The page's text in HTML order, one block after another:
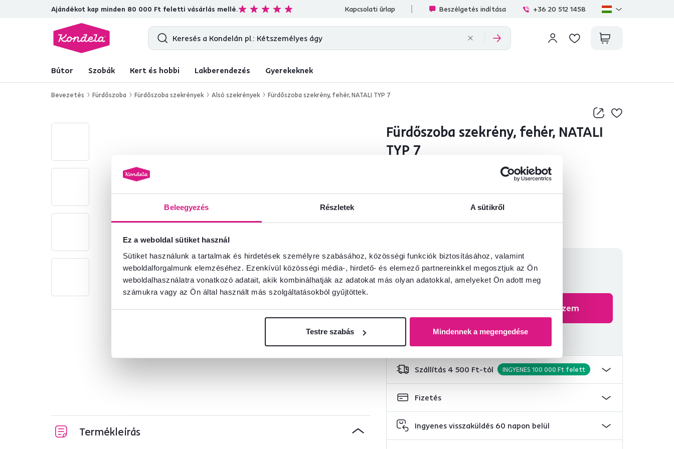
Beleegyezés Részletek A sütikről
Ez a weboldal sütiket használ
Sütiket használunk a tartalmak és hirdetések személyre szabásához, közösségi funkciók biztosításához, valamint
weboldalforgalmunk elemzéséhez. Ezenkívül közösségi média-, hirdető- és elemező partnereinkkel megosztjuk az Ön
weboldalhasználatra vonatkozó adatait, akik kombinálhatják az adatokat más olyan adatokkal, amelyeket Ön adott meg
számukra vagy az Ön által használt más szolgáltatásokból gyűjtöttek.
Testre szabás Mindennek a megengedése
Ajándékot kap minden 80 000 Ft feletti vásárlás mellé. ellenőrzött termékértékelések
Kapcsolati űrlap Beszélgetés indítása +36 20 512 1458
Bútor Szobák Kert és hobbi Lakberendezés Gyerekeknek
Bevezetés Fürdőszoba Fürdőszoba szekrények Alsó szekrények Fürdőszoba szekrény, fehér, NATALI TYP 7
Fürdőszoba szekrény, fehér, NATALI
TYP 7
ellenőrzött termékértékelések
Szín-részletes
35 500 Ft
Legjobb árgarancia
Kosárba teszem
Szállítás 4 500 Ft-tól INGYENES 100 000 Ft felett
Fizetés
Ingyenes visszaküldés 60 napon belül
Termékleírás